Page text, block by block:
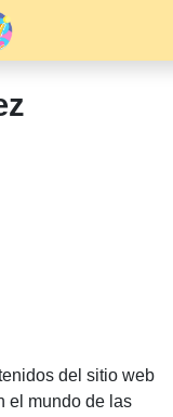
del sitio web
el mundo de las